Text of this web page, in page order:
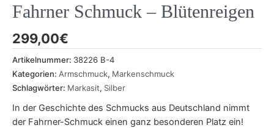
Fahrner Schmuck – Blütenreigen
299,00€
Artikelnummer: 38226 B-4
Kategorien: Armschmuck, Markenschmuck
Schlagwörter: Markasit, Silber
In der Geschichte des Schmucks aus Deutschland nimmt
der Fahrner-Schmuck einen ganz besonderen Platz ein!